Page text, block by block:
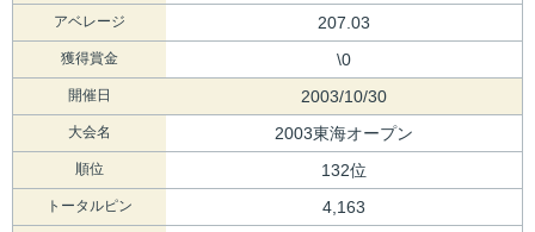
アベレージ 207.03
獲得賞金 \0
開催日 2003/10/30
大会名 2003東海オープン
順位 132位
トータルピン 4,163